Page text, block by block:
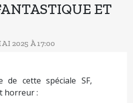
ET
2025 À 17:00
de cette spéciale SF,
horreur :